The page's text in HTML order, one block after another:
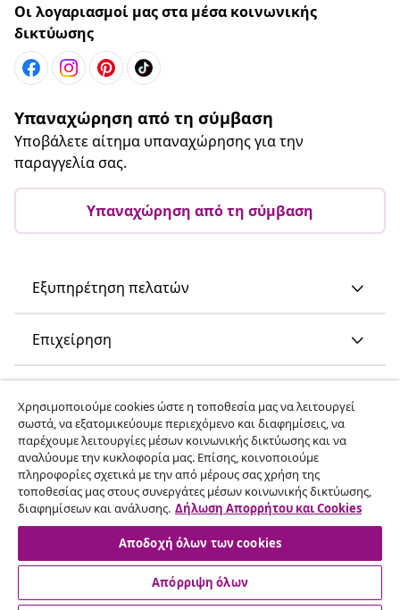
Οι λογαριασμοί μας στα μέσα κοινωνικής
δικτύωσης
Υπαναχώρηση από τη σύμβαση
Υποβάλετε αίτημα υπαναχώρησης για την
παραγγελία σας.
Υπαναχώρηση από τη σύμβαση
Εξυπηρέτηση πελατών
Επιχείρηση
Ανακαλύψτε περισσότερα
© 2008-2026 vidaXL Ο ιστότοπος www.vidaxl.gr αποτελεί
ιδιοκτησία της vidaXL Marketplace International B.V.
Χρησιμοποιούμε cookies ώστε η τοποθεσία μας να λειτουργεί
σωστά, να εξατομικεύουμε περιεχόμενο και διαφημίσεις, να
παρέχουμε λειτουργίες μέσων κοινωνικής δικτύωσης και να
αναλύουμε την κυκλοφορία μας. Επίσης, κοινοποιούμε
πληροφορίες σχετικά με την από μέρους σας χρήση της
τοποθεσίας μας στους συνεργάτες μέσων κοινωνικής δικτύωσης,
διαφημίσεων και ανάλυσης. Δήλωση Απορρήτου και Cookies
Αποδοχή όλων των cookies
Απόρριψη όλων